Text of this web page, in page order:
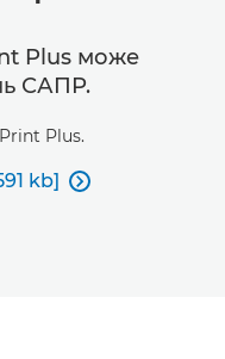
Plus може
САПР.
Plus.
kb] 